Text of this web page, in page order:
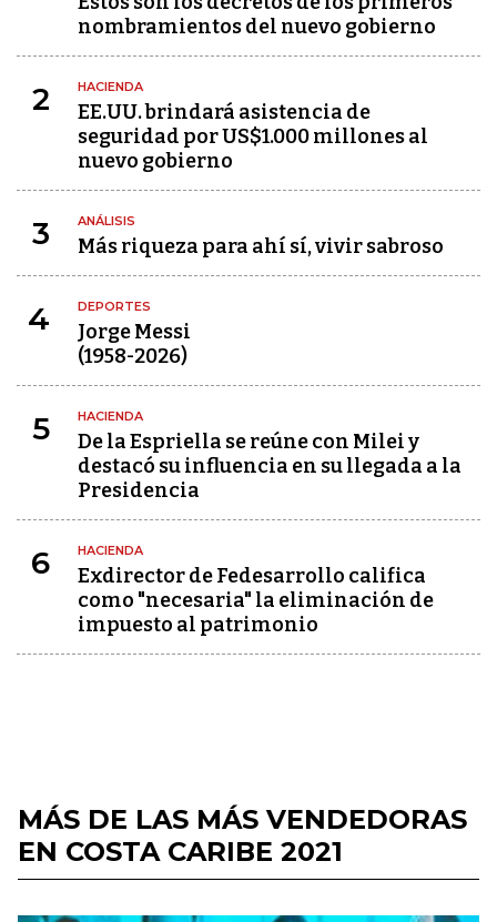
nombramientos del nuevo gobierno
2 HACIENDA
EE.UU. brindará asistencia de
seguridad por US$1.000 millones al
nuevo gobierno
3 ANÁLISIS
Más riqueza para ahí sí, vivir sabroso
4 DEPORTES
Jorge Messi
(1958-2026)
5 HACIENDA
De la Espriella se reúne con Milei y
destacó su influencia en su llegada a la
Presidencia
6 HACIENDA
Exdirector de Fedesarrollo califica
como "necesaria" la eliminación de
impuesto al patrimonio
MÁS DE LAS MÁS VENDEDORAS
EN COSTA CARIBE 2021